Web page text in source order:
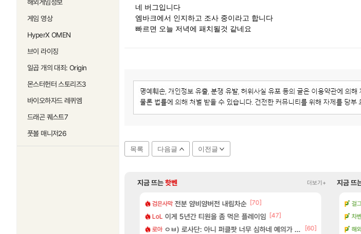
해외게임정보
게임 영상
HyperX OMEN
브이 라이징
일곱 개의 대죄: Origin
몬스터헌터 스토리즈3
바이오하자드 레퀴엠
드래곤 퀘스트7
풋볼 매니저26
네 버그입니다
엠바크에서 인지하고 조사 중이라고 합니다
빠르면 오늘 저녁에 패치될것 같네요
목록 다음글 이전글
지금 뜨는핫벤 더보기+
검은사막 전분 얌비얌버전 내림차순 [70]
LoL 이게 5년간 티원을 좀 먹은 플레이임 [47]
로아 ㅇㅂ) 로사단: 아니 퍼클팟 너무 심하네 예의가 없어(?)
[60]
메이플
FCO
메이플
지금 뜨
PV 비스트 오브 리인카네이션 오픈 트레일러
아스오라 「에린」 컨셉 포스터 공개
여행 7년만에 가족여행을 다녀왔습니다. [1]
걸
차
해